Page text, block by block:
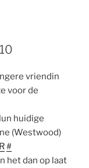
vriendin
voor de
huidige
(Westwood)
#
het dan op laat